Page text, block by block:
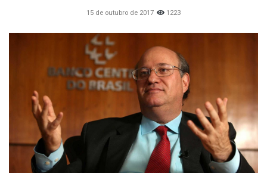
15 de outubro de 2017 1223